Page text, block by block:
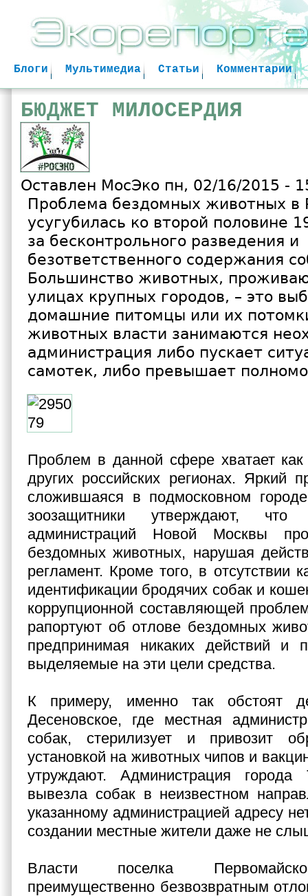
Комментарии
Статьи
Мультимедиа
Блоги
БЮДЖЕТ МИЛОСЕРДИЯ
Оставлен МосЭко пн, 02/16/2015 -
Проблема бездомных животных в
усугубилась ко второй половине
за бесконтрольного разведения и
безответственного содержания
Большинство животных,
улицах крупных городов, – это
домашние питомцы или их
животных власти занимаются
администрация либо пускает
самотек, либо превышает
Проблем в данной сфере хватает
других российских регионах. Яркий
сложившаяся в подмосковном
зоозащитники утверждают,
администраций Новой Москвы
бездомных животных, нарушая
регламент. Кроме того, в отсутствии
идентификации бродячих собак и
коррупционной составляющей
рапортуют об отлове бездомных
предпринимая никаких действий и
выделяемые на эти цели средства.
К примеру, именно так обстоят
Десеновское, где местная
собак, стерилизует и привозит
установкой на животных чипов и
утруждают. Администрация
вывезла собак в неизвестном
указанному администрацией адресу
создании местные жители даже не
Власти поселка
преимущественно безвозвратным